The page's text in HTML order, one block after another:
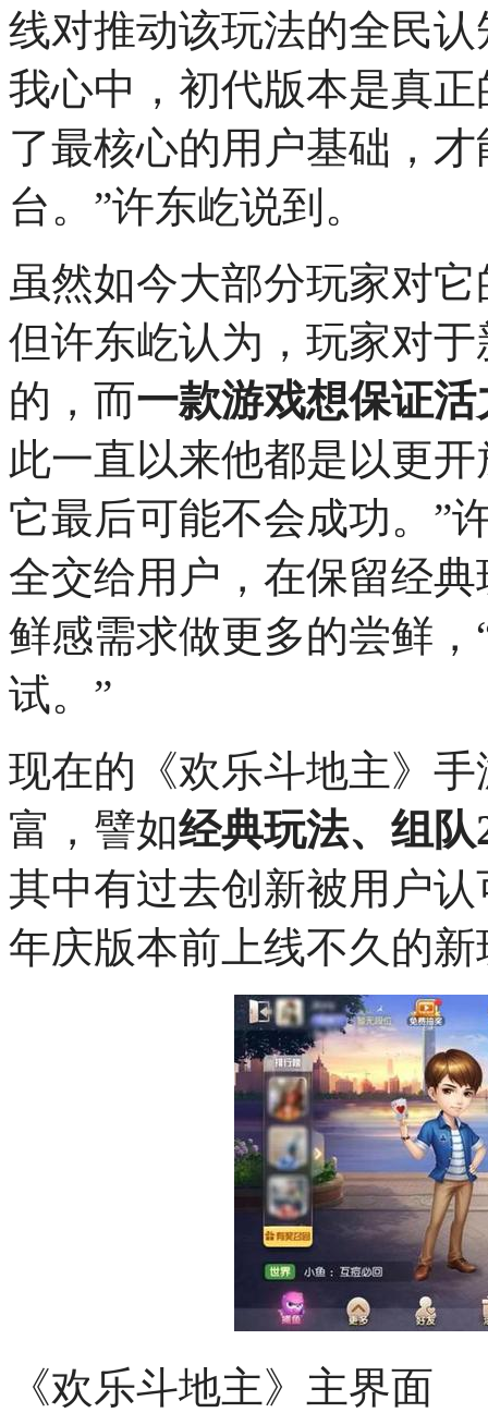
线对推动该玩法的全民
我心中，初代版本是真
了最核心的用户基础，
台。”许东屹说到。
虽然如今大部分玩家对
但许东屹认为，玩家对
的，而一款游戏想保证
此一直以来他都是以更
它最后可能不会成功。”
全交给用户，在保留经
鲜感需求做更多的尝鲜
试。”
现在的《欢乐斗地主》
富，譬如经典玩法、组
其中有过去创新被用户
年庆版本前上线不久的新
《欢乐斗地主》主界面